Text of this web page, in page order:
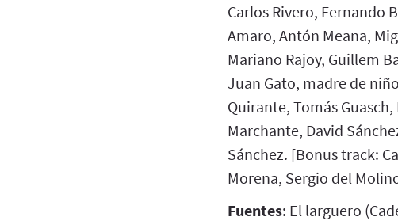
Carlos Rivero, Fernando
Amaro, Antón Meana,
Mariano Rajoy, Guillem
Juan Gato, madre de
Quirante, Tomás
Marchante, David
Sánchez. [Bonus track:
Morena, Sergio del
Fuentes: El larguero